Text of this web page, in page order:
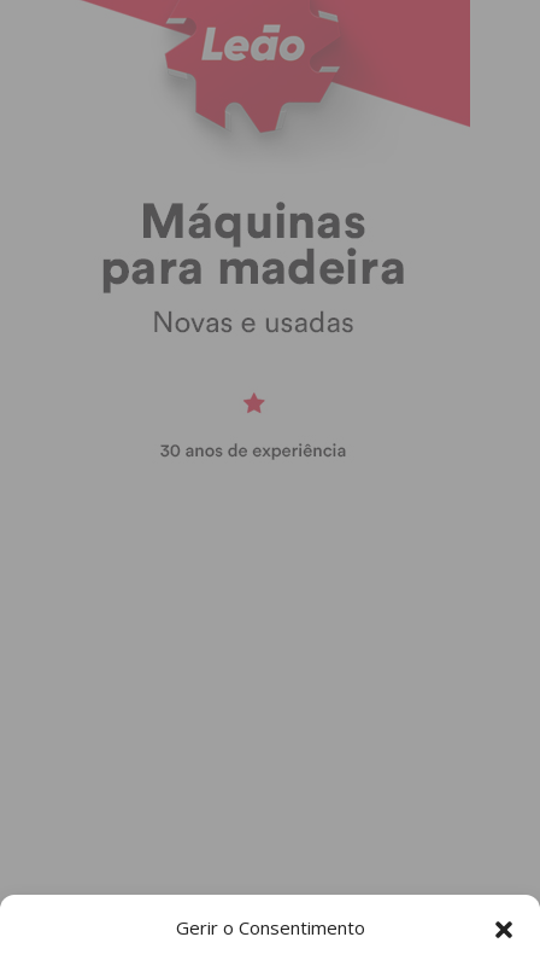
Gerir o Consentimento